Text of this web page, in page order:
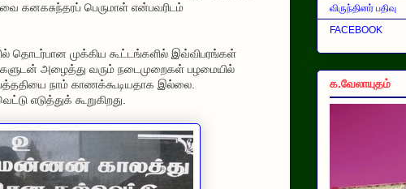
கனகசுந்தரப் பெருமாள் என்பவரிடம்
தொடர்பான முக்கிய கூட்டங்களில் இவ்விபரங்கள்
அழைத்து வரும் நடைமுறைகள் பழமையில்
நாம் காணக்கூடியதாக இல்லை.
எடுத்துக் கூறுகிறது.
விருந்தினர் பதிவு
FACEBOOK
க.வேலாயுதம்